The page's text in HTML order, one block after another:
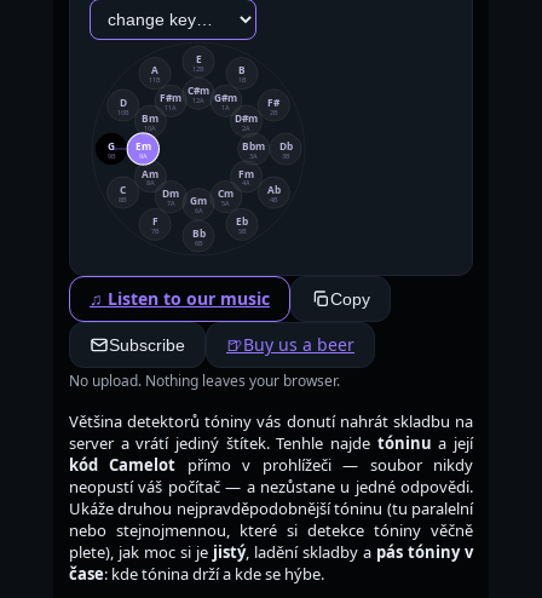
B
1B
G#m
1A F#
2B
D#m
2A
Db
3B
Bbm
3A
Ab
4B
Fm
4A
Eb
5B
Cm
5A
Bb
6B
Gm
6A
F
7B
Dm
7A
C
8B
Am
8A
G
9B
Em
9A
D
10B Bm
10A
A
11B
F#m
11A
E
12B
C#m
12A
♫ Listen to our music Copy
Subscribe 🍺Buy us a beer
No upload. Nothing leaves your browser.
Většina detektorů tóniny vás donutí nahrát skladbu na
server a vrátí jediný štítek. Tenhle najde tóninu a její
kód Camelot přímo v prohlížeči — soubor nikdy
neopustí váš počítač — a nezůstane u jedné odpovědi.
Ukáže druhou nejpravděpodobnější tóninu (tu paralelní
nebo stejnojmennou, které si detekce tóniny věčně
plete), jak moc si je jistý, ladění skladby a pás tóniny v
čase: kde tónina drží a kde se hýbe.